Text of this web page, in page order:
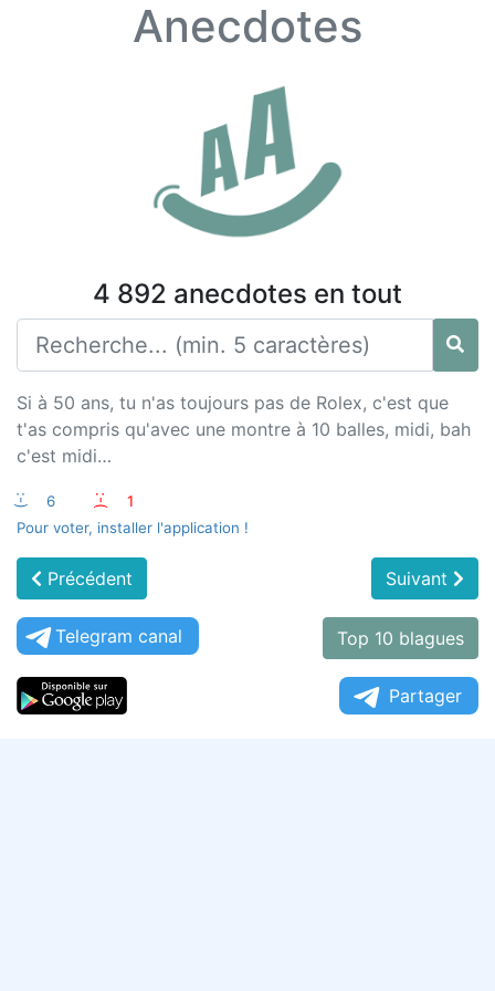
Anecdotes
4 892 anecdotes en tout
Si à 50 ans, tu n'as toujours pas de Rolex, c'est que
t'as compris qu'avec une montre à 10 balles, midi, bah
c'est midi…
:-) 6 :-(
1
Pour voter, installer l'application !
Précédent Suivant
Telegram canal Top 10 blagues
Partager